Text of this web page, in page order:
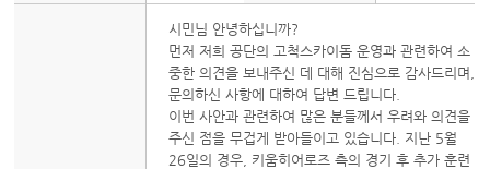
시민님 안녕하십니까?
먼저 저희 공단의 고척스카이돔 운영과 관련하여 소
중한 의견을 보내주신 데 대해 진심으로 감사드리며,
문의하신 사항에 대하여 답변 드립니다.
이번 사안과 관련하여 많은 분들께서 우려와 의견을
주신 점을 무겁게 받아들이고 있습니다. 지난 5월
26일의 경우, 키움히어로즈 측의 경기 후 추가 훈련